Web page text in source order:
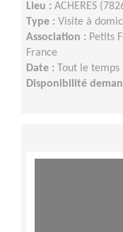
Lieu : ACHERES
Type : Visite à
Association : Petits
France
Date : Tout le temps
Disponibilité